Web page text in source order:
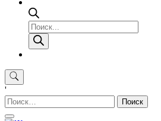
Поиск
товаров
'
Найти: